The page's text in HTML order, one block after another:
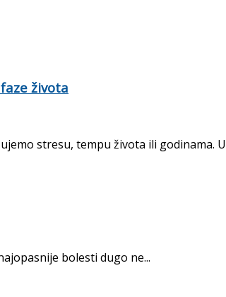
života
stresu, tempu života ili godinama.
bolesti dugo ne...